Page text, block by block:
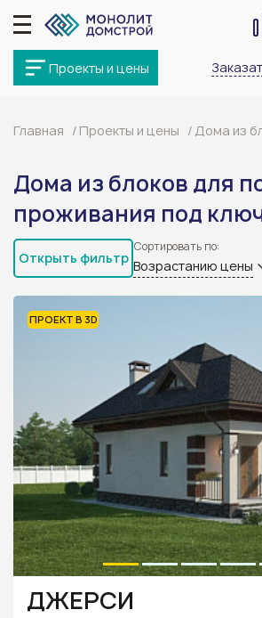
Проекты и цены
Главная Проекты и цены Дома из
Дома из блоков для
проживания под
Сортировать по:
Возрастанию цены
Открыть фильтр
ДЖЕРСИ
ПРОЕКТ В 3D